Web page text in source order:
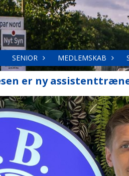
SENIOR MEDLEMSKAB
er ny